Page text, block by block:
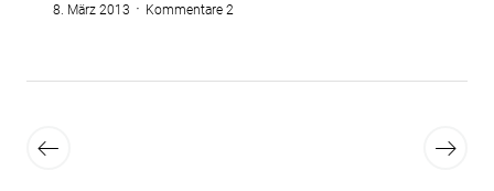
8. März 2013 Kommentare 2
derBeiträge